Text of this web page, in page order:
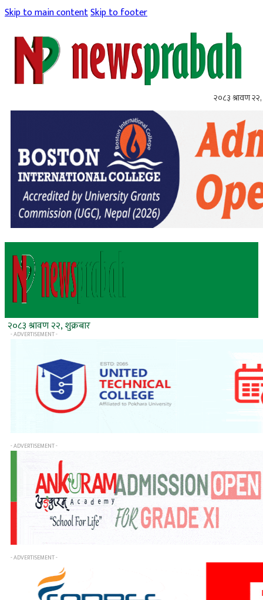
Skip to main contentSkip to footer
२०८३ श्रावण २२,
२०८३ श्रावण २२, शुक्रबार
- ADVERTISEMENT -
- ADVERTISEMENT -
- ADVERTISEMENT -